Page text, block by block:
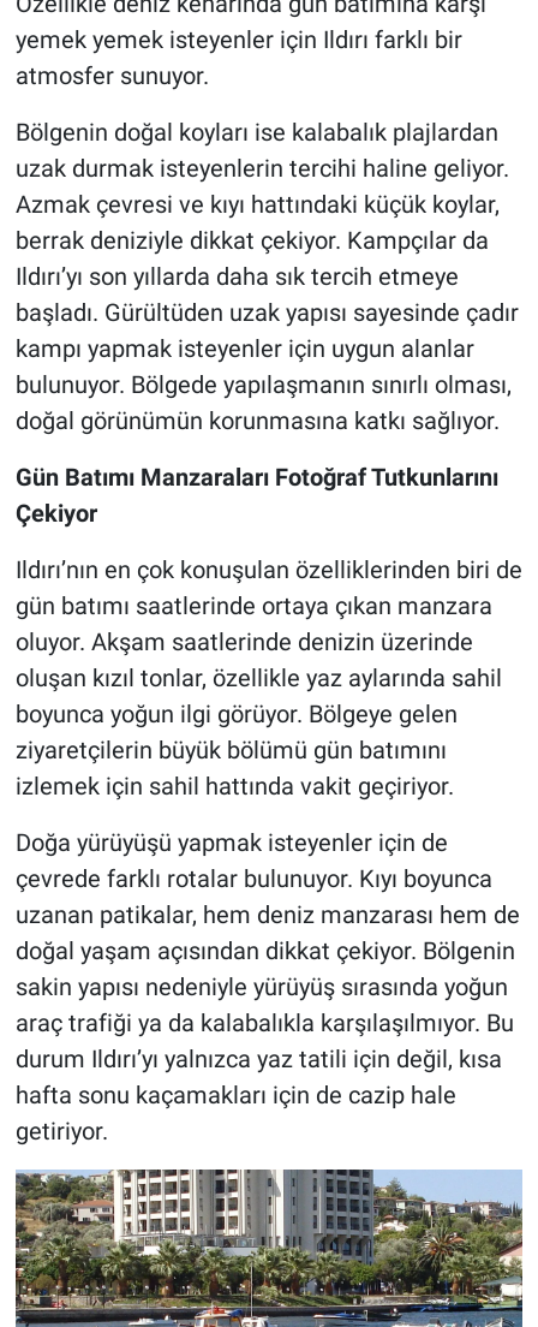
yemek yemek isteyenler için Ildırı farklı bir
atmosfer sunuyor.
Bölgenin doğal koyları ise kalabalık plajlardan
uzak durmak isteyenlerin tercihi haline geliyor.
Azmak çevresi ve kıyı hattındaki küçük koylar,
berrak deniziyle dikkat çekiyor. Kampçılar da
Ildırı’yı son yıllarda daha sık tercih etmeye
başladı. Gürültüden uzak yapısı sayesinde çadır
kampı yapmak isteyenler için uygun alanlar
bulunuyor. Bölgede yapılaşmanın sınırlı olması,
doğal görünümün korunmasına katkı sağlıyor.
Gün Batımı Manzaraları Fotoğraf Tutkunlarını
Çekiyor
Ildırı’nın en çok konuşulan özelliklerinden biri de
gün batımı saatlerinde ortaya çıkan manzara
oluyor. Akşam saatlerinde denizin üzerinde
oluşan kızıl tonlar, özellikle yaz aylarında sahil
boyunca yoğun ilgi görüyor. Bölgeye gelen
ziyaretçilerin büyük bölümü gün batımını
izlemek için sahil hattında vakit geçiriyor.
Doğa yürüyüşü yapmak isteyenler için de
çevrede farklı rotalar bulunuyor. Kıyı boyunca
uzanan patikalar, hem deniz manzarası hem de
doğal yaşam açısından dikkat çekiyor. Bölgenin
sakin yapısı nedeniyle yürüyüş sırasında yoğun
araç trafiği ya da kalabalıkla karşılaşılmıyor. Bu
durum Ildırı’yı yalnızca yaz tatili için değil, kısa
hafta sonu kaçamakları için de cazip hale
getiriyor.